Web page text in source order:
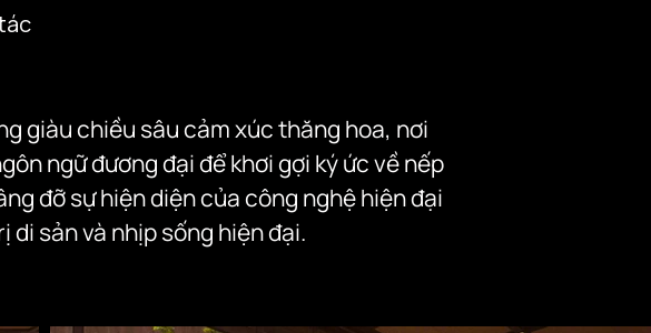
giàu chiều sâu cảm xúc thăng hoa, nơi
ngữ đương đại để khơi gợi ký ức về nếp
đỡ sự hiện diện của công nghệ hiện đại
sản và nhịp sống hiện đại.